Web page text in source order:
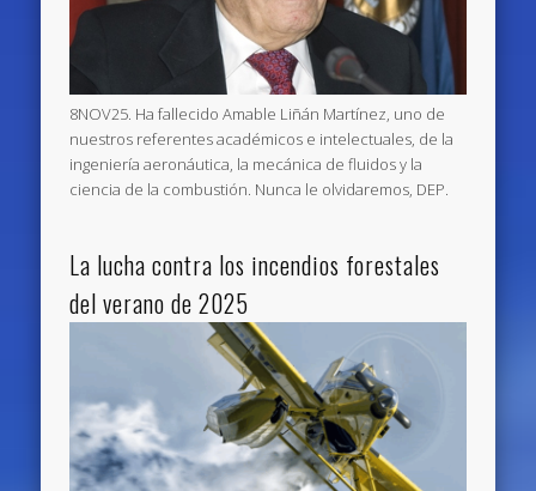
8NOV25. Ha fallecido Amable Liñán Martínez, uno de
nuestros referentes académicos e intelectuales, de la
ingeniería aeronáutica, la mecánica de fluidos y la
ciencia de la combustión. Nunca le olvidaremos, DEP.
La lucha contra los incendios forestales
del verano de 2025